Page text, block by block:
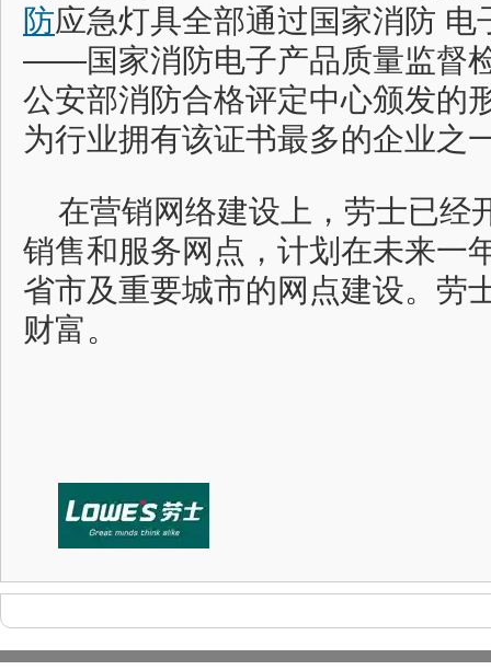
防应急灯具全部通过国家消防 电
——国家消防电子产品质量监督
公安部消防合格评定中心颁发的
为行业拥有该证书最多的企业之
在营销网络建设上，劳士已经
销售和服务网点，计划在未来一
省市及重要城市的网点建设。劳
财富。